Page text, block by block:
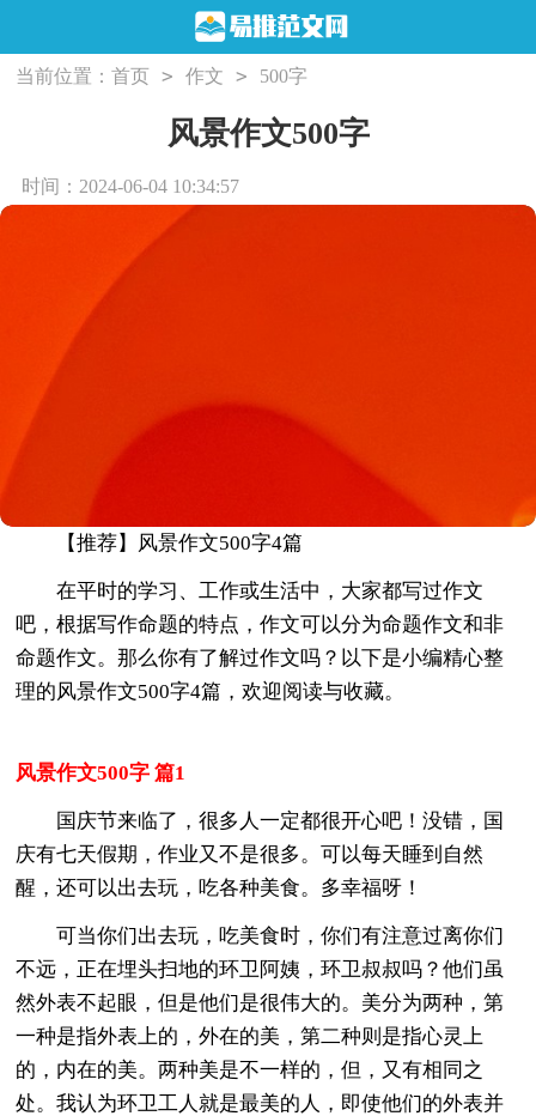
当前位置：首页 > 作文 > 500字
风景作文500字
时间：2024-06-04 10:34:57
【推荐】风景作文500字4篇
在平时的学习、工作或生活中，大家都写过作文
吧，根据写作命题的特点，作文可以分为命题作文和非
命题作文。那么你有了解过作文吗？以下是小编精心整
理的风景作文500字4篇，欢迎阅读与收藏。
风景作文500字 篇1
国庆节来临了，很多人一定都很开心吧！没错，国
庆有七天假期，作业又不是很多。可以每天睡到自然
醒，还可以出去玩，吃各种美食。多幸福呀！
可当你们出去玩，吃美食时，你们有注意过离你们
不远，正在埋头扫地的环卫阿姨，环卫叔叔吗？他们虽
然外表不起眼，但是他们是很伟大的。美分为两种，第
一种是指外表上的，外在的美，第二种则是指心灵上
的，内在的美。两种美是不一样的，但，又有相同之
处。我认为环卫工人就是最美的人，即使他们的外表并